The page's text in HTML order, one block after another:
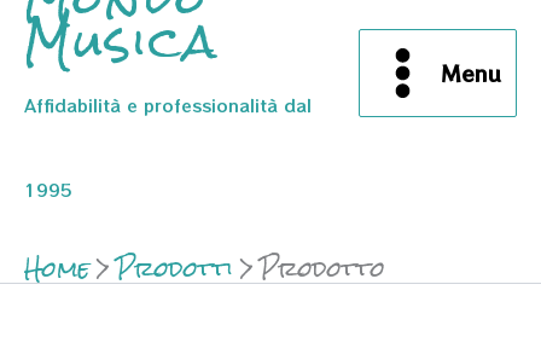
Musica
Affidabilità e professionalità dal
1995
Menu
Home Prodotti Prodotto